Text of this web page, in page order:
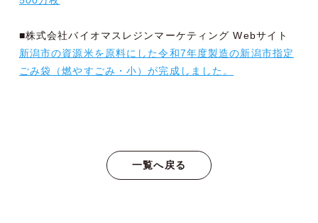
■株式会社バイオマスレジンマーケティング Webサイト
新潟市の資源米を原料にした令和7年度製造の新潟市指定
ごみ袋（燃やすごみ・小）が完成しました。
一覧へ戻る